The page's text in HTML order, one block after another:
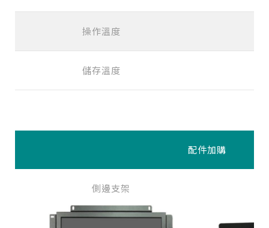
操作溫度
儲存溫度
配件加購
側邊支架